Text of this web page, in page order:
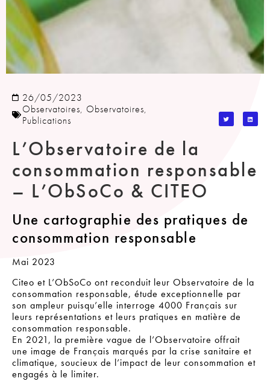
26/05/2023
Observatoires, Observatoires,
Publications
L’Observatoire de la
consommation responsable
– L’ObSoCo & CITEO
Une cartographie des pratiques de
consommation responsable
Mai 2023
Citeo et L’ObSoCo ont reconduit leur Observatoire de la
consommation responsable, étude exceptionnelle par
son ampleur puisqu’elle interroge 4000 Français sur
leurs représentations et leurs pratiques en matière de
consommation responsable.
En 2021, la première vague de l’Observatoire offrait
une image de Français marqués par la crise sanitaire et
climatique, soucieux de l’impact de leur consommation et
engagés à le limiter.